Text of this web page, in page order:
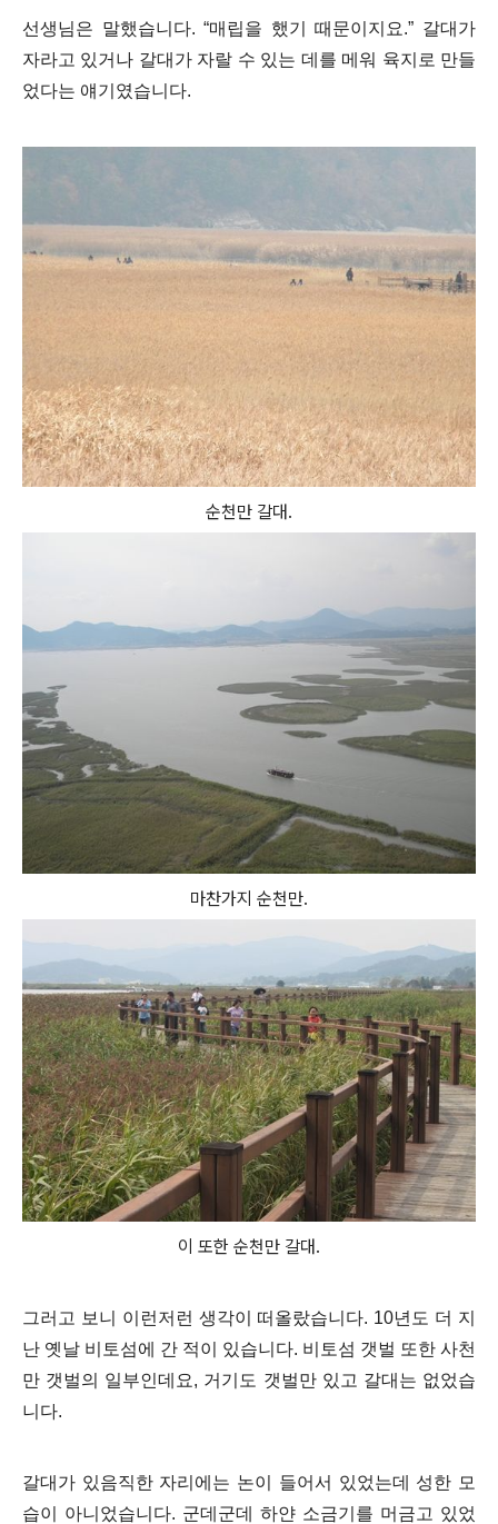
선생님은 말했습니다. “매립을 했기 때문이지요.” 갈대가
자라고 있거나 갈대가 자랄 수 있는 데를 메워 육지로 만들
었다는 얘기였습니다.
순천만 갈대.
마찬가지 순천만.
이 또한 순천만 갈대.
그러고 보니 이런저런 생각이 떠올랐습니다. 10년도 더 지
난 옛날 비토섬에 간 적이 있습니다. 비토섬 갯벌 또한 사천
만 갯벌의 일부인데요, 거기도 갯벌만 있고 갈대는 없었습
니다.
갈대가 있음직한 자리에는 논이 들어서 있었는데 성한 모
습이 아니었습니다. 군데군데 하얀 소금기를 머금고 있었